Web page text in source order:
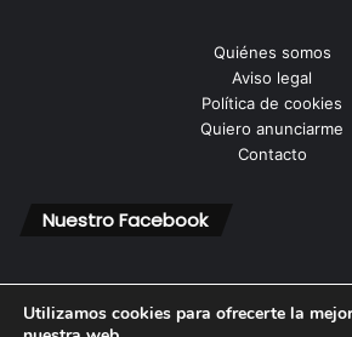
Quiénes somos
Aviso legal
Política de cookies
Quiero anunciarme
Contacto
Nuestro Facebook
Utilizamos cookies para ofrecerte la